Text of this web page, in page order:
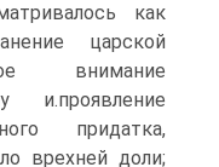
как
царской
внимание
придатка,
врехней доли;